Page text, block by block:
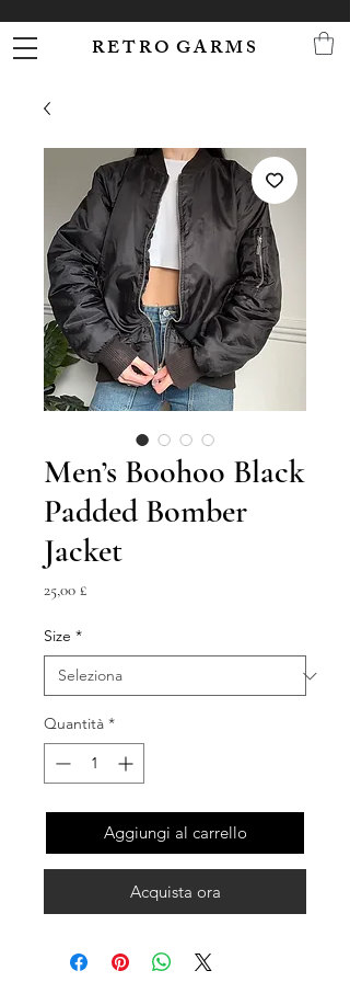
R E T R O G A R M S
Men’s Boohoo Black
Padded Bomber
Jacket
25,00 £Prezzo
Size *
Quantità *
Aggiungi al carrello
Acquista ora